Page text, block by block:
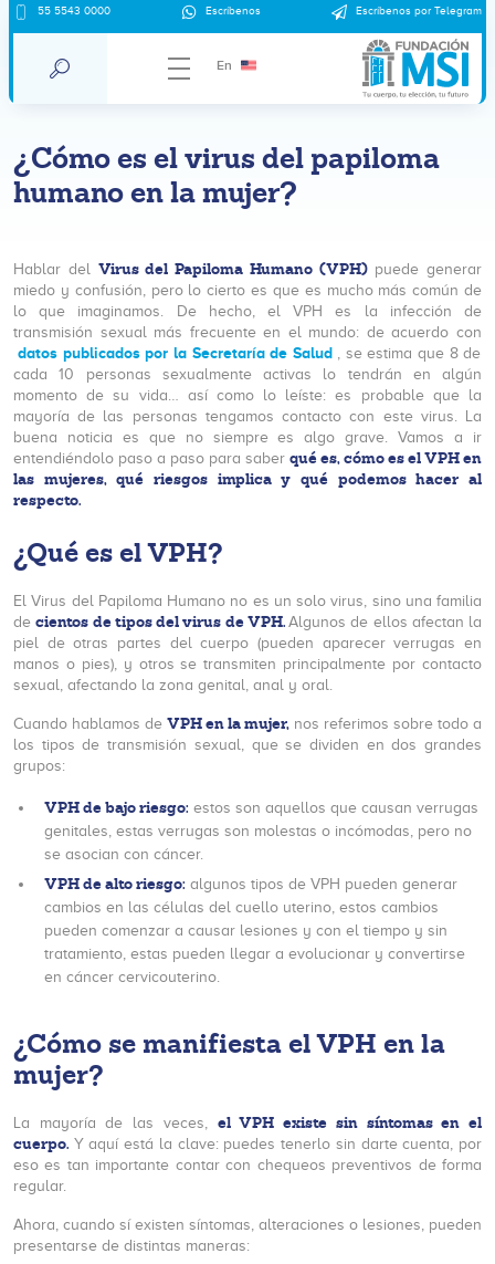
55 5543 0000 Escríbenos Escríbenos por Telegram
En
¿Cómo es el virus del papiloma
humano en la mujer?
Hablar del Virus del Papiloma Humano (VPH)puede generar
miedo y confusión, pero lo cierto es que es mucho más común de
lo que imaginamos. De hecho, el VPH es la infección de
transmisión sexual más frecuente en el mundo: de acuerdo con
datos publicados por la Secretaría de Salud , se estima que 8 de
cada 10 personas sexualmente activas lo tendrán en algún
momento de su vida… así como lo leíste: es probable que la
mayoría de las personas tengamos contacto con este virus. La
buena noticia es que no siempre es algo grave. Vamos a ir
entendiéndolo paso a paso para saber qué es, cómo es el VPH en
las mujeres, qué riesgos implica y qué podemos hacer al
respecto.
¿Qué es el VPH?
El Virus del Papiloma Humano no es un solo virus, sino una familia
decientos de tipos del virus de VPH. Algunos de ellos afectan la
piel de otras partes del cuerpo (pueden aparecer verrugas en
manos o pies), y otros se transmiten principalmente por contacto
sexual, afectando la zona genital, anal y oral.
Cuando hablamos de VPH en la mujer, nos referimos sobre todo a
los tipos de transmisión sexual, que se dividen en dos grandes
grupos:
VPH de bajo riesgo: estos son aquellos que causan verrugas
genitales, estas verrugas son molestas o incómodas, pero no
se asocian con cáncer.
VPH de alto riesgo: algunos tipos de VPH pueden generar
cambios en las células del cuello uterino, estos cambios
pueden comenzar a causar lesiones y con el tiempo y sin
tratamiento, estas pueden llegar a evolucionar y convertirse
en cáncer cervicouterino.
¿Cómo se manifiesta el VPH en la
mujer?
La mayoría de las veces, el VPH existe sin síntomas en el
cuerpo. Y aquí está la clave: puedes tenerlo sin darte cuenta, por
eso es tan importante contar con chequeos preventivos de forma
regular.
Ahora, cuando sí existen síntomas, alteraciones o lesiones, pueden
presentarse de distintas maneras: